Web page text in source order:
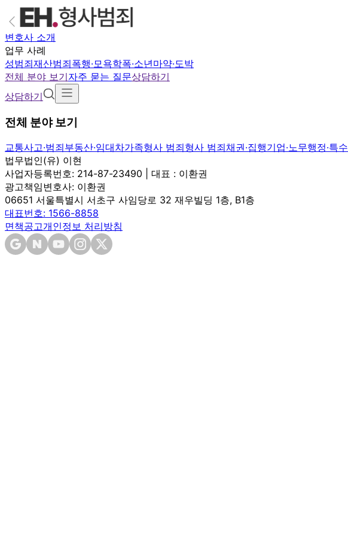
변호사 소개
업무 사례
성범죄재산범죄폭행·모욕학폭·소년마약·도박
전체 분야 보기자주 묻는 질문상담하기
상담하기
전체 분야 보기
교통사고·범죄부동산·임대차가족형사 범죄형사 범죄채권·집행기업·노무행정·특수
법무법인(유) 이현
사업자등록번호: 214-87-23490 | 대표 : 이환권
광고책임변호사: 이환권
06651 서울특별시 서초구 사임당로 32 재우빌딩 1층, B1층
대표번호: 1566-8858
면책공고개인정보 처리방침